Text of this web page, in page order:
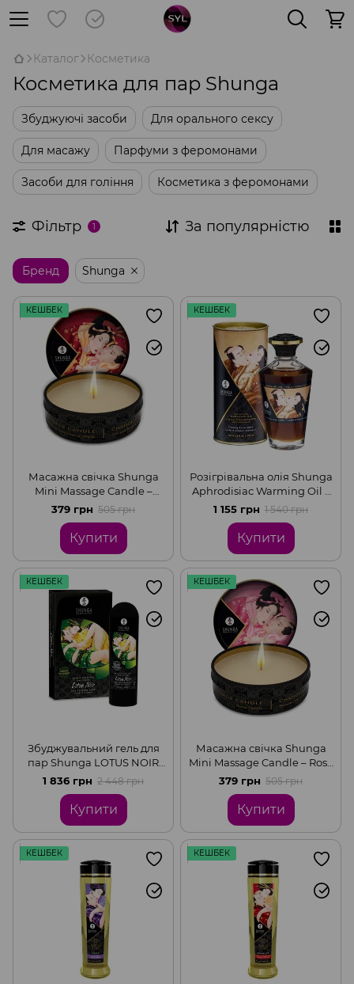
Каталог Косметика
Косметика для пар Shunga
Збуджуючі засоби Для орального сексу
Для масажу Парфуми з феромонами
Засоби для гоління Косметика з феромонами
Фільтр 1 За популярністю
Бренд Shunga
КЕШБЕК
Масажна свічка Shunga
Mini Massage Candle –
Sparkling Strawberry Wine
(30 мл) з афродизіаками
379 грн 505 грн
Купити
КЕШБЕК
Розігрівальна олія Shunga
Aphrodisiac Warming Oil –
Creamy Love Latte (100 мл)
без цукру, смачна
1 155 грн 1 540 грн
Купити
КЕШБЕК
Збуджувальний гель для
пар Shunga LOTUS NOIR
(60 мл) з вітаміном Е та
рослинним гліцерином
1 836 грн 2 448 грн
Купити
КЕШБЕК
Масажна свічка Shunga
Mini Massage Candle – Rose
Petals (30 мл) з
афродизіаками
379 грн 505 грн
Купити
КЕШБЕК КЕШБЕК